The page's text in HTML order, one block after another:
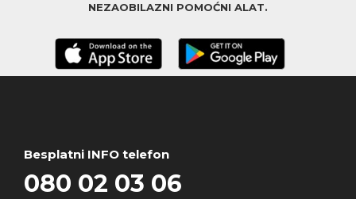
NEZAOBILAZNI POMOĆNI ALAT.
Besplatni INFO telefon
080 02 03 06